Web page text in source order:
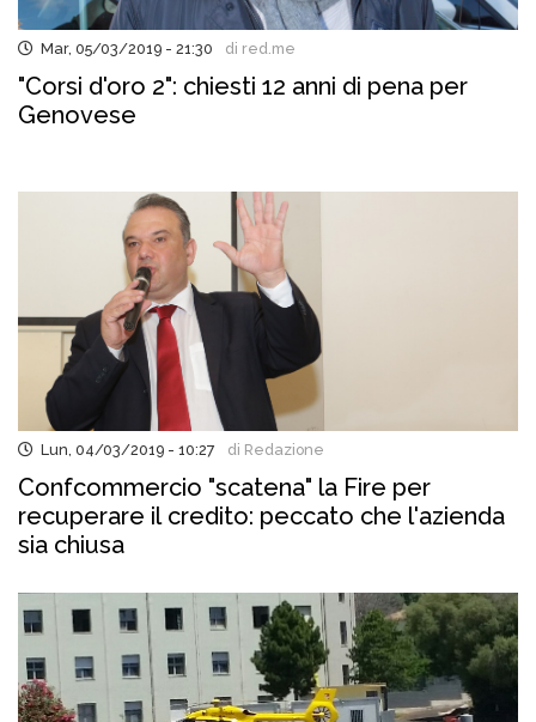
Mar, 05/03/2019 - 21:30 di red.me
"Corsi d'oro 2": chiesti 12 anni di pena per
Genovese
Lun, 04/03/2019 - 10:27 di Redazione
Confcommercio "scatena" la Fire per
recuperare il credito: peccato che l'azienda
sia chiusa